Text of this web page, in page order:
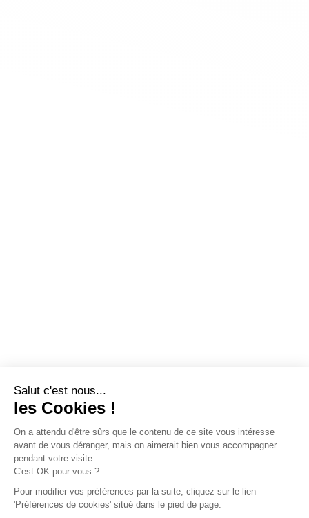
Salut c'est nous...
les Cookies !
On a attendu d'être sûrs que le contenu de ce site vous intéresse
avant de vous déranger, mais on aimerait bien vous accompagner
pendant votre visite...
C'est OK pour vous ?
Pour modifier vos préférences par la suite, cliquez sur le lien
'Préférences de cookies' situé dans le pied de page.